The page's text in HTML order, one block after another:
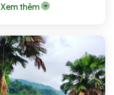
Cai), Bản…
Xem thêm